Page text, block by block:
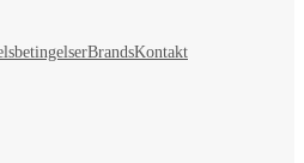
BrandsKontakt